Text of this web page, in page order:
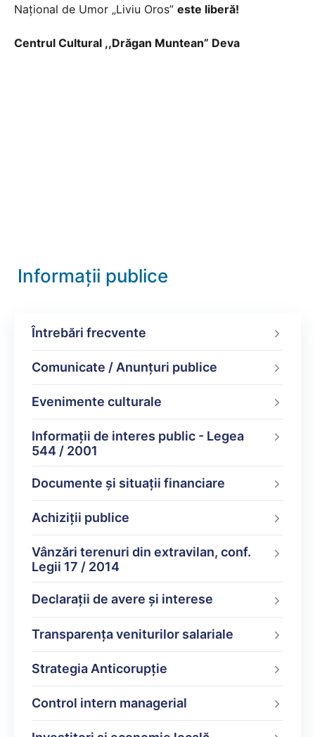
Național de Umor „Liviu Oros” este liberă!
Centrul Cultural ,,Drăgan Muntean” Deva
Informații publice
Întrebări frecvente
Comunicate / Anunțuri publice
Evenimente culturale
Informații de interes public - Legea
544 / 2001
Documente şi situaţii financiare
Achiziții publice
Vânzări terenuri din extravilan, conf.
Legii 17 / 2014
Declarații de avere şi interese
Transparența veniturilor salariale
Strategia Anticorupție
Control intern managerial